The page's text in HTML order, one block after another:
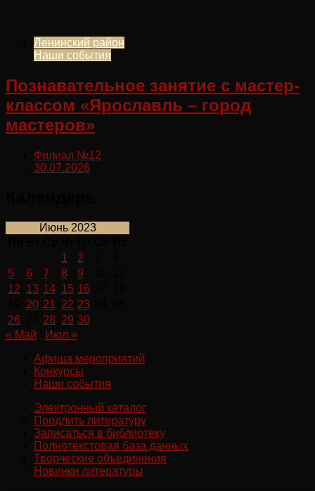
Ленинский район
Наши события
Познавательное занятие с мастер-
классом «Ярославль – город
мастеров»
Филиал №12
30.07.2026
Июнь 2023
1
2
5
6 7 8 9
12 13 14 15 16
20 21 22 23
26
28 29 30
« Май
Июл »
Афиша мероприятий
Конкурсы
Наши события
Электронный каталог
Продлить литературу
Записаться в библиотеку
Полнотекстовая база данных
Творческие объединения
Новинки литературы